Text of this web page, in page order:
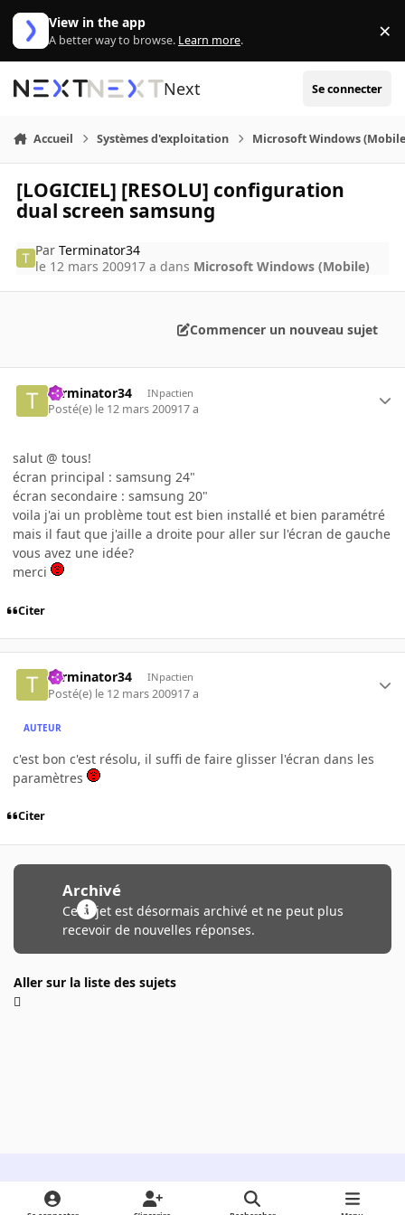
Aller au contenu
View in the app
A better way to browse. Learn more. ×
Next Se connecter
Accueil Systèmes d'exploitation Microsoft Windows
[LOGICIEL] [RESOLU] configuration
dual screen samsung
ParTerminator34
le 12 mars 200917 a dans Microsoft Windows (Mobile)
Commencer un nouveau sujet
Terminator34 INpactien
Posté(e) le 12 mars 200917 a
salut @ tous!
écran principal : samsung 24"
écran secondaire : samsung 20"
voila j'ai un problème tout est bien installé et bien paramétré
mais il faut que j'aille a droite pour aller sur l'écran de gauche
vous avez une idée?
merci
Citer
Terminator34 INpactien
Posté(e) le 12 mars 200917 a
AUTEUR
c'est bon c'est résolu, il suffi de faire glisser l'écran dans les
paramètres
Citer
Archivé
Ce sujet est désormais archivé et ne peut plus
recevoir de nouvelles réponses.
Aller sur la liste des sujets
Light ModeDark ModeSystem Preference